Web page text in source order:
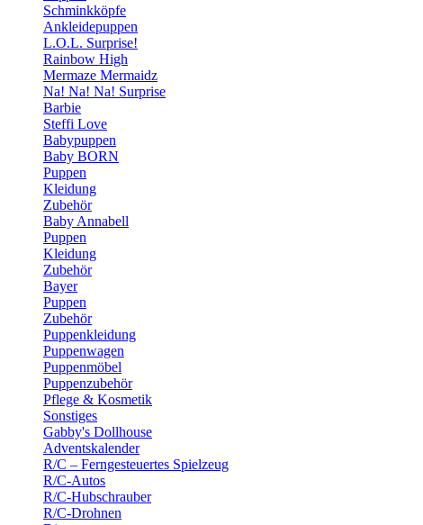
Schminkköpfe
Ankleidepuppen
L.O.L. Surprise!
Rainbow High
Mermaze Mermaidz
Na! Na! Na! Surprise
Barbie
Steffi Love
Babypuppen
Baby BORN
Puppen
Kleidung
Zubehör
Baby Annabell
Puppen
Kleidung
Zubehör
Bayer
Puppen
Zubehör
Puppenkleidung
Puppenwagen
Puppenmöbel
Puppenzubehör
Pflege & Kosmetik
Sonstiges
Gabby's Dollhouse
Adventskalender
R/C – Ferngesteuertes Spielzeug
R/C-Autos
R/C-Hubschrauber
R/C-Drohnen